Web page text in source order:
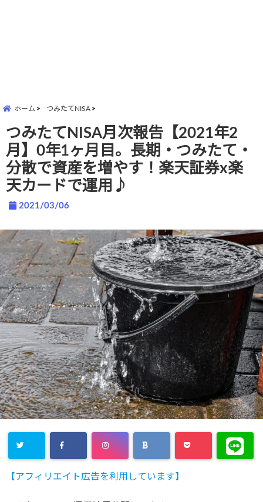
ホーム つみたてNISA
つみたてNISA月次報告【2021年2
月】0年1ヶ月目。長期・つみたて・
分散で資産を増やす！楽天証券x楽
天カードで運用♪
2021/03/06
【アフィリエイト広告を利用しています】